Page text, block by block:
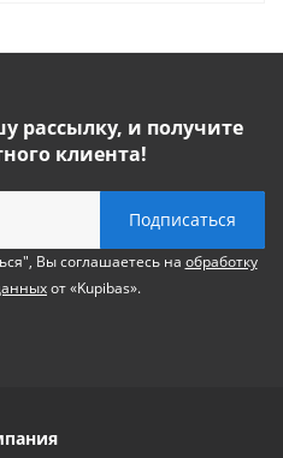
рассылку, и получите
клиента!
Вы соглашаетесь на обработку
от «Kupibas».